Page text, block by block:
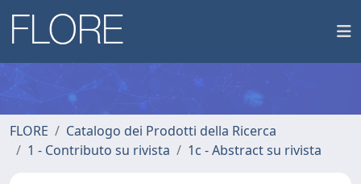
FLORE
Catalogo dei Prodotti della Ricerca
1 - Contributo su rivista
1c - Abstract su rivista